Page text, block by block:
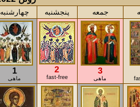
چهارشنبه پنجشنبه جمعه
1
ماهی
2
fast-free
3
ماهی